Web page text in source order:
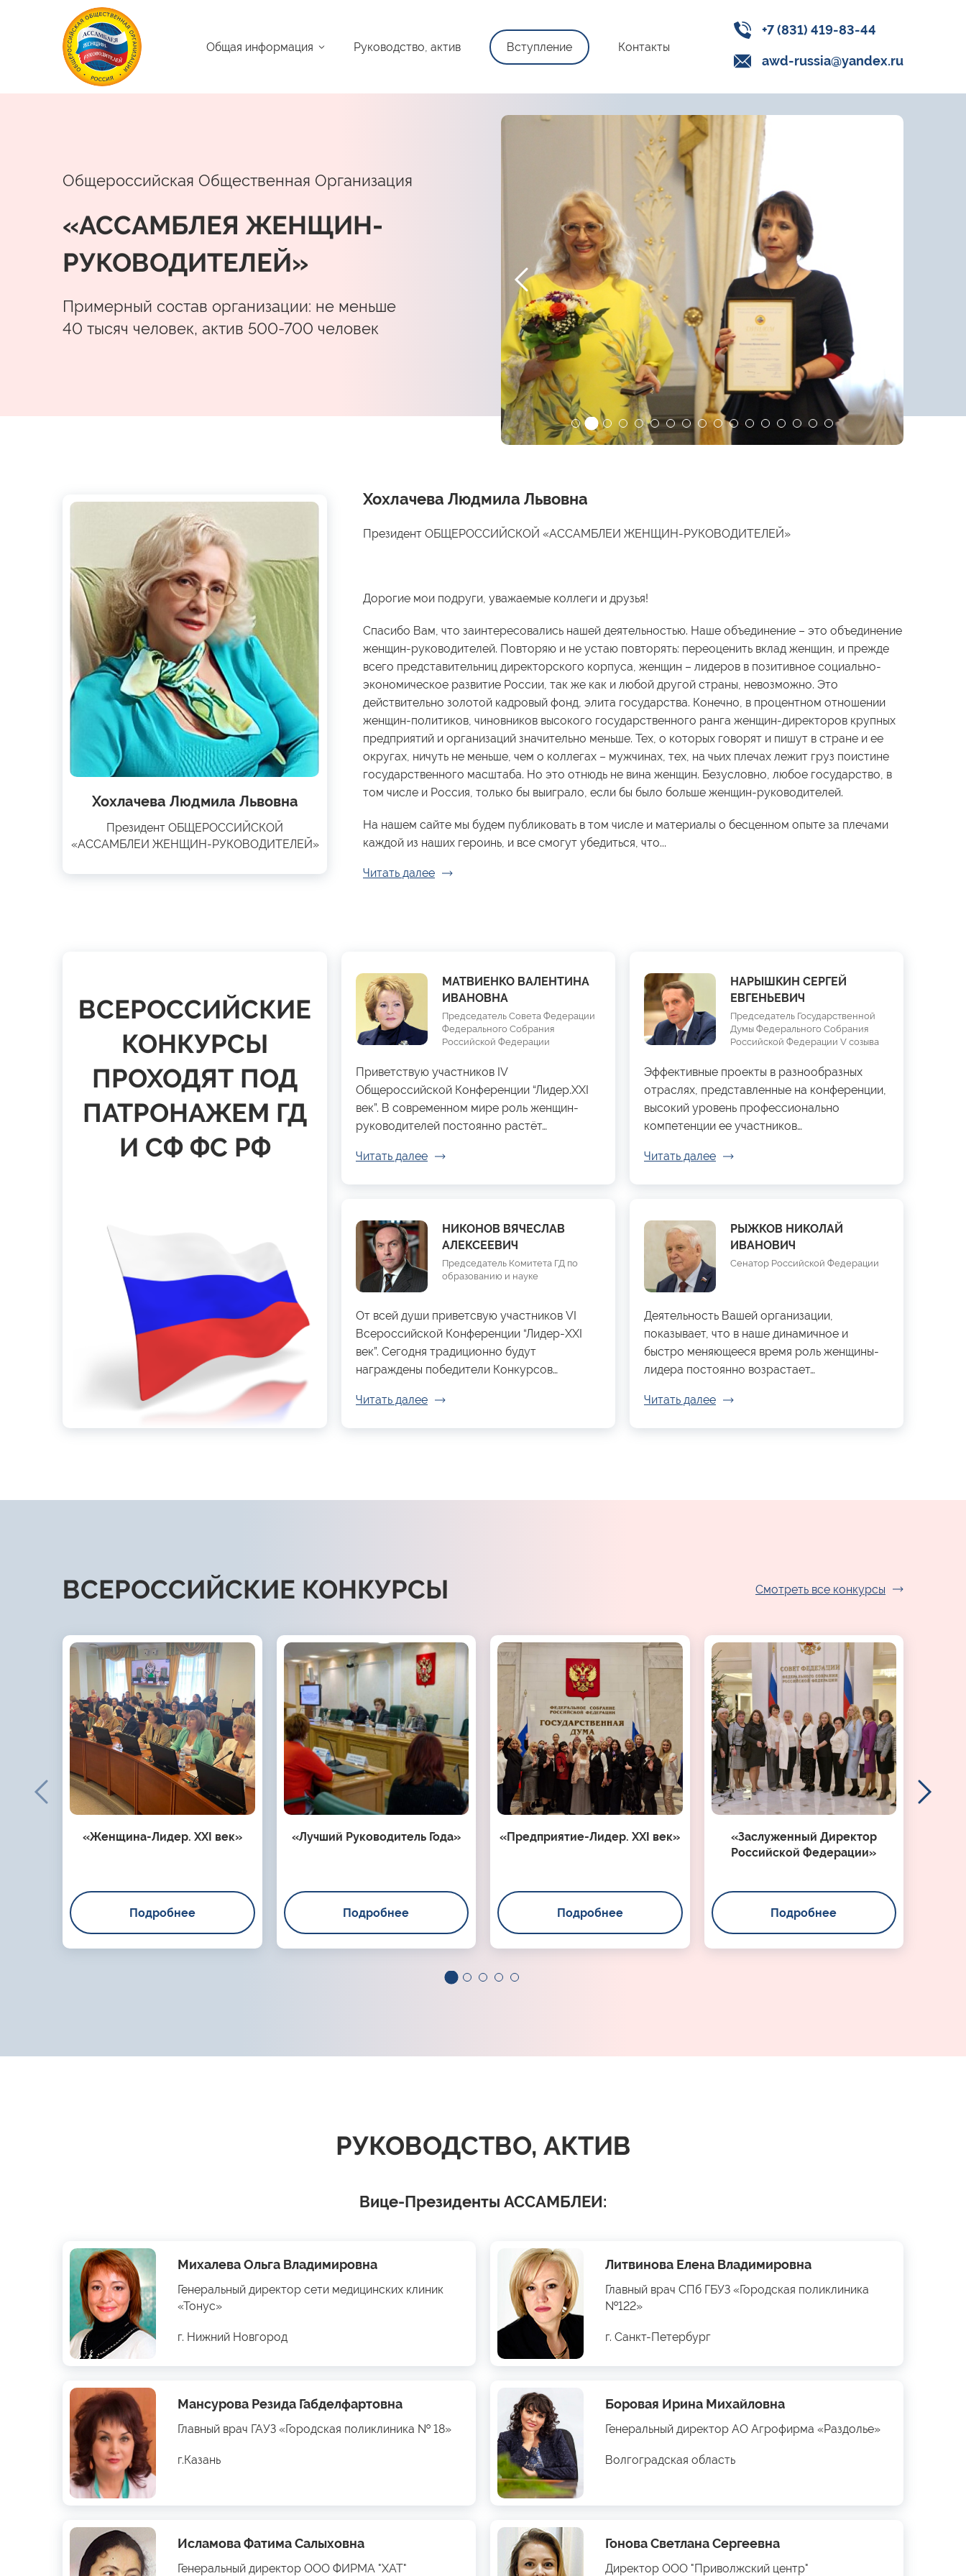
Общая информация Руководство, актив Вступление Контакты
+7 (831) 419-83-44
awd-russia@yandex.ru
Общероссийская Общественная Организация
«АССАМБЛЕЯ ЖЕНЩИН-
РУКОВОДИТЕЛЕЙ»
Примерный состав организации: не меньше
40 тысяч человек, актив 500-700 человек
Хохлачева Людмила Львовна
Президент ОБЩЕРОССИЙСКОЙ
«АССАМБЛЕИ ЖЕНЩИН-РУКОВОДИТЕЛЕЙ»
Хохлачева Людмила Львовна
Президент ОБЩЕРОССИЙСКОЙ «АССАМБЛЕИ ЖЕНЩИН-РУКОВОДИТЕЛЕЙ»
Дорогие мои подруги, уважаемые коллеги и друзья!
Спасибо Вам, что заинтересовались нашей деятельностью. Наше объединение – это объединение
женщин-руководителей. Повторяю и не устаю повторять: переоценить вклад женщин, и прежде
всего представительниц директорского корпуса, женщин – лидеров в позитивное социально-
экономическое развитие России, так же как и любой другой страны, невозможно. Это
действительно золотой кадровый фонд, элита государства. Конечно, в процентном отношении
женщин-политиков, чиновников высокого государственного ранга женщин-директоров крупных
предприятий и организаций значительно меньше. Тех, о которых говорят и пишут в стране и ее
округах, ничуть не меньше, чем о коллегах – мужчинах, тех, на чьих плечах лежит груз поистине
государственного масштаба. Но это отнюдь не вина женщин. Безусловно, любое государство, в
том числе и Россия, только бы выиграло, если бы было больше женщин-руководителей.
На нашем сайте мы будем публиковать в том числе и материалы о бесценном опыте за плечами
каждой из наших героинь, и все смогут убедиться, что...
Читать далее
ВСЕРОССИЙСКИЕ
КОНКУРСЫ
ПРОХОДЯТ ПОД
ПАТРОНАЖЕМ ГД
И СФ ФС РФ
МАТВИЕНКО ВАЛЕНТИНА
ИВАНОВНА
Председатель Совета Федерации
Федерального Собрания
Российской Федерации
Приветствую участников IV
Общероссийской Конференции “Лидер.XXI
век”. В современном мире роль женщин-
руководителей постоянно растёт…
Читать далее
НАРЫШКИН СЕРГЕЙ
ЕВГЕНЬЕВИЧ
Председатель Государственной
Думы Федерального Собрания
Российской Федерации V созыва
Эффективные проекты в разнообразных
отраслях, представленные на конференции,
высокий уровень профессионально
компетенции ее участников…
Читать далее
НИКОНОВ ВЯЧЕСЛАВ
АЛЕКСЕЕВИЧ
Председатель Комитета ГД по
образованию и науке
От всей души приветсвую участников VI
Всероссийской Конференции “Лидер-XXI
век”. Сегодня традиционно будут
награждены победители Конкурсов…
Читать далее
РЫЖКОВ НИКОЛАЙ
ИВАНОВИЧ
Сенатор Российской Федерации
Деятельность Вашей организации,
показывает, что в наше динамичное и
быстро меняющееся время роль женщины-
лидера постоянно возрастает…
Читать далее
ВСЕРОССИЙСКИЕ КОНКУРСЫ Смотреть все конкурсы
«Женщина-Лидер. XXI век»
Подробнее
«Лучший Руководитель Года»
Подробнее
«Предприятие-Лидер. XXI век»
Подробнее
«Заслуженный Директор
Российской Федерации»
Подробнее
РУКОВОДСТВО, АКТИВ
Вице-Президенты АССАМБЛЕИ:
Михалева Ольга Владимировна
Генеральный директор сети медицинских клиник
«Тонус»
г. Нижний Новгород
Литвинова Елена Владимировна
Главный врач СПб ГБУЗ «Городская поликлиника
№122»
г. Санкт-Петербург
Мансурова Резида Габделфартовна
Главный врач ГАУЗ «Городская поликлиника № 18»
г.Казань
Боровая Ирина Михайловна
Генеральный директор АО Агрофирма «Раздолье»
Волгоградская область
Исламова Фатима Салыховна
Генеральный директор ООО ФИРМА "ХАТ"
Гонова Светлана Сергеевна
Директор ООО "Приволжский центр"